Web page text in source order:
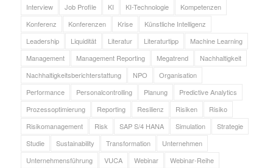
Interview
Job Profile KI KI-Technologie
Kompetenzen
Konferenz
Konferenzen Krise
Künstliche Intelligenz
Leadership
Liquidität Literatur Literaturtipp
Machine Learning
Management
Management Reporting Megatrend
Nachhaltigkeit
Nachhaltigkeitsberichterstattung
NPO
Organisation
Performance
Personalcontrolling Planung
Predictive Analytics
Prozessoptimierung
Reporting Resilienz Risiken
Risiko
Risikomanagement
Risk SAP S/4 HANA Simulation
Strategie
Studie
Sustainability Transformation
Unternehmen
Unternehmensführung
VUCA Webinar
Webinar-Reihe